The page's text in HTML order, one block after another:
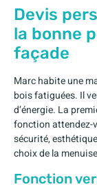
Devis
la bonne
façade
Marc habite une
bois fatiguées. Il
d’énergie. La
fonction attendez-
sécurité,
choix de la
Fonction